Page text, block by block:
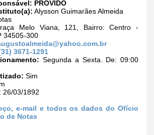
PROVIDO
Alysson Guimarães Almeida
Melo Viana, 121, Bairro: Centro -
34505-300
3671-1291
Segunda a Sexta. De: 09:00
Sim
26/03/1892
e-mail e todos os dados do Ofício
de Notas